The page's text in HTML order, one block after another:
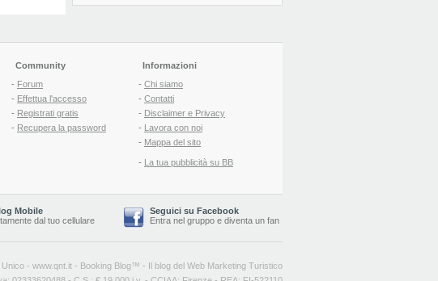
Community
- Forum
- Effettua l'accesso
- Registrati gratis
- Recupera la password
Informazioni
- Chi siamo
- Contatti
- Disclaimer e Privacy
- Lavora con noi
- Mappa del sito
- La tua pubblicità su BB
Mobile
dal tuo cellulare
Seguici su Facebook
Entra nel gruppo e diventa un fan
- www.qnt.it - Booking Blog™ - Il blog del Web Marketing Turistico